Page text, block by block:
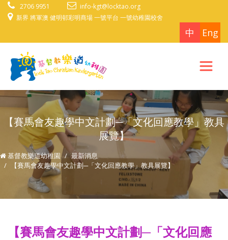
2706 9951
info-kgt@locktao.org
新界 將軍澳 健明邨彩明商場 一號平台 一號幼稚園校舍
中 Eng
【賽馬會友趣學中文計劃─「文化回應教學」教具
展覽】
基督教樂道幼稚園
最新消息
【賽馬會友趣學中文計劃─「文化回應教學」教具展覽】
【賽馬會友趣學中文計劃─「文化回應